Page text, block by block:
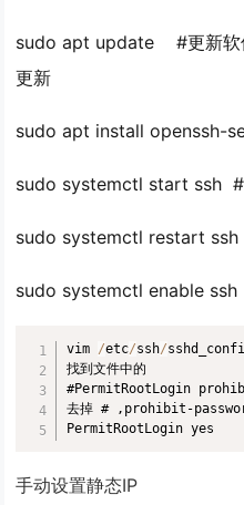
sudo apt update #更新软
更新
sudo apt install openssh-
sudo systemctl start ssh #
sudo systemctl restart ssh
sudo systemctl enable ssh
vim /etc/ssh/
#PermitRootLogin
去掉 # ,prohibit-
PermitRootLogin
手动设置静态IP